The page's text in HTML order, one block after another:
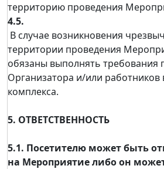
территорию проведения
4.5.
В случае возникновения
территории проведения
обязаны выполнять требования
Организатора и/или работников
комплекса.
5. ОТВЕТСТВЕННОСТЬ
5.1. Посетителю может быть
на Мероприятие либо он